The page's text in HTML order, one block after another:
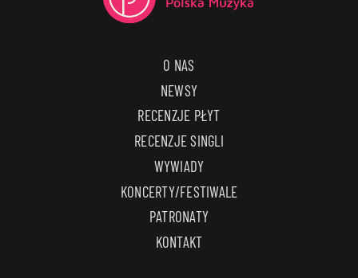
O NAS
NEWSY
RECENZJE PŁYT
RECENZJE SINGLI
WYWIADY
KONCERTY/FESTIWALE
PATRONATY
KONTAKT